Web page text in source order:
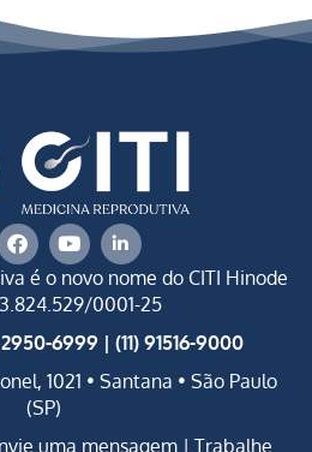
é o novo nome do CITI Hinode
0001-25
6999 | (11) 91516-9000
1021 • Santana • São Paulo
(SP)
uma mensagem| Trabalhe